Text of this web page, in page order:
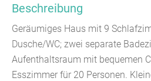
Beschreibung
Geräumiges Haus mit 9
Dusche/WC; zwei separate
Aufenthaltsraum mit bequemen
Esszimmer für 20 Personen.